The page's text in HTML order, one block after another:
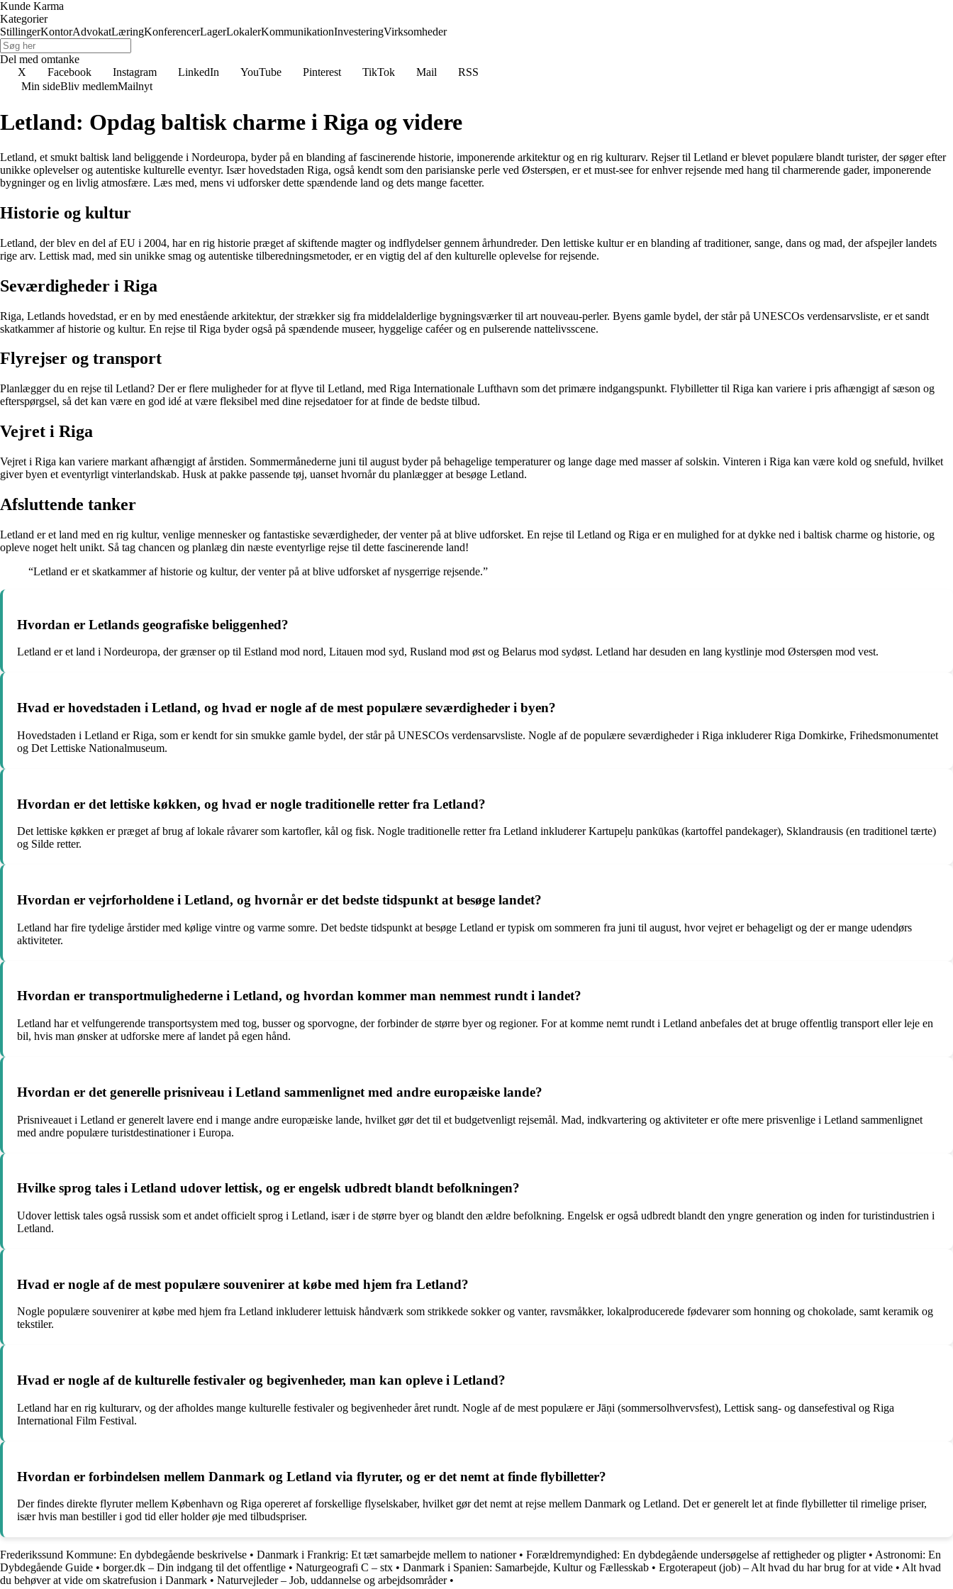
Kunde Karma
Kategorier
StillingerKontorAdvokatLæringKonferencerLagerLokalerKommunikationInvesteringVirksomheder
Del med omtanke
X
Facebook Instagram LinkedIn YouTube Pinterest TikTok Mail
RSS
Min sideBliv medlemMailnyt
Letland: Opdag baltisk charme i Riga og videre
Letland, et smukt baltisk land beliggende i Nordeuropa, byder på en blanding af fascinerende historie, imponerende arkitektur og en rig kulturarv. Rejser til Letland er blevet populære blandt turister, der søger efter
unikke oplevelser og autentiske kulturelle eventyr. Især hovedstaden Riga, også kendt som den parisianske perle ved Østersøen, er et must-see for enhver rejsende med hang til charmerende gader, imponerende
bygninger og en livlig atmosfære. Læs med, mens vi udforsker dette spændende land og dets mange facetter.
Historie og kultur
Letland, der blev en del af EU i 2004, har en rig historie præget af skiftende magter og indflydelser gennem århundreder. Den lettiske kultur er en blanding af traditioner, sange, dans og mad, der afspejler landets
rige arv. Lettisk mad, med sin unikke smag og autentiske tilberedningsmetoder, er en vigtig del af den kulturelle oplevelse for rejsende.
Seværdigheder i Riga
Riga, Letlands hovedstad, er en by med enestående arkitektur, der strækker sig fra middelalderlige bygningsværker til art nouveau-perler. Byens gamle bydel, der står på UNESCOs verdensarvsliste, er et sandt
skatkammer af historie og kultur. En rejse til Riga byder også på spændende museer, hyggelige caféer og en pulserende nattelivsscene.
Flyrejser og transport
Planlægger du en rejse til Letland? Der er flere muligheder for at flyve til Letland, med Riga Internationale Lufthavn som det primære indgangspunkt. Flybilletter til Riga kan variere i pris afhængigt af sæson og
efterspørgsel, så det kan være en god idé at være fleksibel med dine rejsedatoer for at finde de bedste tilbud.
Vejret i Riga
Vejret i Riga kan variere markant afhængigt af årstiden. Sommermånederne juni til august byder på behagelige temperaturer og lange dage med masser af solskin. Vinteren i Riga kan være kold og snefuld, hvilket
giver byen et eventyrligt vinterlandskab. Husk at pakke passende tøj, uanset hvornår du planlægger at besøge Letland.
Afsluttende tanker
Letland er et land med en rig kultur, venlige mennesker og fantastiske seværdigheder, der venter på at blive udforsket. En rejse til Letland og Riga er en mulighed for at dykke ned i baltisk charme og historie, og
opleve noget helt unikt. Så tag chancen og planlæg din næste eventyrlige rejse til dette fascinerende land!
“Letland er et skatkammer af historie og kultur, der venter på at blive udforsket af nysgerrige rejsende.”
Hvordan er Letlands geografiske beliggenhed?
Letland er et land i Nordeuropa, der grænser op til Estland mod nord, Litauen mod syd, Rusland mod øst og Belarus mod sydøst. Letland har desuden en lang kystlinje mod Østersøen mod vest.
Hvad er hovedstaden i Letland, og hvad er nogle af de mest populære seværdigheder i byen?
Hovedstaden i Letland er Riga, som er kendt for sin smukke gamle bydel, der står på UNESCOs verdensarvsliste. Nogle af de populære seværdigheder i Riga inkluderer Riga Domkirke, Frihedsmonumentet
og Det Lettiske Nationalmuseum.
Hvordan er det lettiske køkken, og hvad er nogle traditionelle retter fra Letland?
Det lettiske køkken er præget af brug af lokale råvarer som kartofler, kål og fisk. Nogle traditionelle retter fra Letland inkluderer Kartupeļu pankūkas (kartoffel pandekager), Sklandrausis (en traditionel tærte)
og Silde retter.
Hvordan er vejrforholdene i Letland, og hvornår er det bedste tidspunkt at besøge landet?
Letland har fire tydelige årstider med kølige vintre og varme somre. Det bedste tidspunkt at besøge Letland er typisk om sommeren fra juni til august, hvor vejret er behageligt og der er mange udendørs
aktiviteter.
Hvordan er transportmulighederne i Letland, og hvordan kommer man nemmest rundt i landet?
Letland har et velfungerende transportsystem med tog, busser og sporvogne, der forbinder de større byer og regioner. For at komme nemt rundt i Letland anbefales det at bruge offentlig transport eller leje en
bil, hvis man ønsker at udforske mere af landet på egen hånd.
Hvordan er det generelle prisniveau i Letland sammenlignet med andre europæiske lande?
Prisniveauet i Letland er generelt lavere end i mange andre europæiske lande, hvilket gør det til et budgetvenligt rejsemål. Mad, indkvartering og aktiviteter er ofte mere prisvenlige i Letland sammenlignet
med andre populære turistdestinationer i Europa.
Hvilke sprog tales i Letland udover lettisk, og er engelsk udbredt blandt befolkningen?
Udover lettisk tales også russisk som et andet officielt sprog i Letland, især i de større byer og blandt den ældre befolkning. Engelsk er også udbredt blandt den yngre generation og inden for turistindustrien i
Letland.
Hvad er nogle af de mest populære souvenirer at købe med hjem fra Letland?
Nogle populære souvenirer at købe med hjem fra Letland inkluderer lettuisk håndværk som strikkede sokker og vanter, ravsmåkker, lokalproducerede fødevarer som honning og chokolade, samt keramik og
tekstiler.
Hvad er nogle af de kulturelle festivaler og begivenheder, man kan opleve i Letland?
Letland har en rig kulturarv, og der afholdes mange kulturelle festivaler og begivenheder året rundt. Nogle af de mest populære er Jāņi (sommersolhvervsfest), Lettisk sang- og dansefestival og Riga
International Film Festival.
Hvordan er forbindelsen mellem Danmark og Letland via flyruter, og er det nemt at finde flybilletter?
Der findes direkte flyruter mellem København og Riga opereret af forskellige flyselskaber, hvilket gør det nemt at rejse mellem Danmark og Letland. Det er generelt let at finde flybilletter til rimelige priser,
især hvis man bestiller i god tid eller holder øje med tilbudspriser.
Frederikssund Kommune: En dybdegående beskrivelse • Danmark i Frankrig: Et tæt samarbejde mellem to nationer• Forældremyndighed: En dybdegående undersøgelse af rettigheder og pligter• Astronomi: En
Dybdegående Guide • borger.dk – Din indgang til det offentlige • Naturgeografi C – stx • Danmark i Spanien: Samarbejde, Kultur og Fællesskab • Ergoterapeut (job) – Alt hvad du har brug for at vide • Alt hvad
du behøver at vide om skatrefusion i Danmark • Naturvejleder – Job, uddannelse og arbejdsområder•